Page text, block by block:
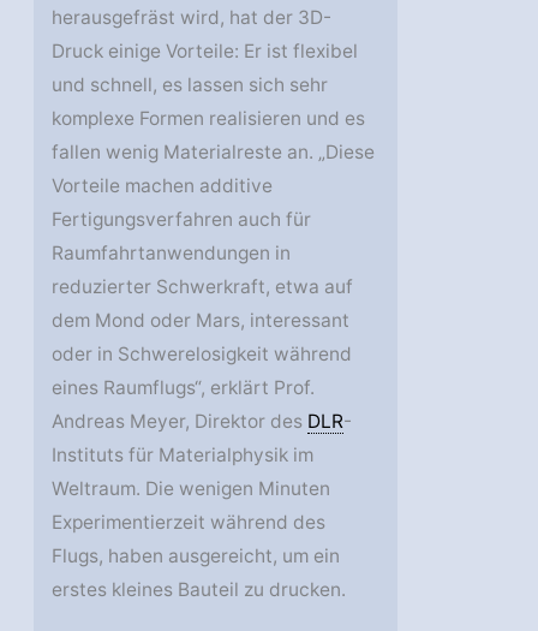
herausgefräst wird, hat der 3D-
Druck einige Vorteile: Er ist flexibel
und schnell, es lassen sich sehr
komplexe Formen realisieren und es
fallen wenig Materialreste an. „Diese
Vorteile machen additive
Fertigungsverfahren auch für
Raumfahrtanwendungen in
reduzierter Schwerkraft, etwa auf
dem Mond oder Mars, interessant
oder in Schwerelosigkeit während
eines Raumflugs“, erklärt Prof.
Andreas Meyer, Direktor des DLR-
Instituts für Materialphysik im
Weltraum. Die wenigen Minuten
Experimentierzeit während des
Flugs, haben ausgereicht, um ein
erstes kleines Bauteil zu drucken.